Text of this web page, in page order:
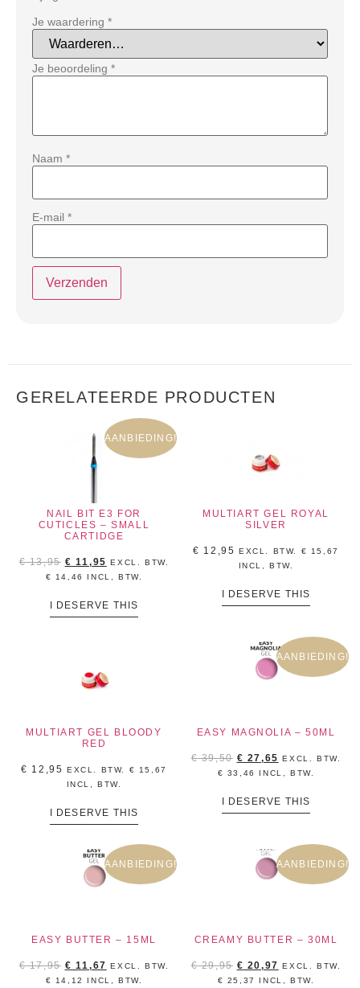
Je waardering *
Je beoordeling *
Naam *
E-mail *
GERELATEERDE PRODUCTEN
AANBIEDING!
NAIL BIT E3 FOR
CUTICLES – SMALL
CARTIDGE
€13,95 € 11,95
EXCL. BTW.
€ 14,46 INCL, BTW.
I DESERVE THIS
MULTIART GEL ROYAL
SILVER
€ 12,95 EXCL. BTW. € 15,67
INCL, BTW.
I DESERVE THIS
MULTIART GEL BLOODY
RED
€ 12,95 EXCL. BTW. € 15,67
INCL, BTW.
I DESERVE THIS
AANBIEDING!
EASY MAGNOLIA – 50ML
€39,50 € 27,65
EXCL. BTW.
€ 33,46 INCL, BTW.
I DESERVE THIS
AANBIEDING!
EASY BUTTER – 15ML
€17,95 € 11,67
EXCL. BTW.
€ 14,12 INCL, BTW.
AANBIEDING!
CREAMY BUTTER – 30ML
€29,95 € 20,97
EXCL. BTW.
€ 25,37 INCL, BTW.